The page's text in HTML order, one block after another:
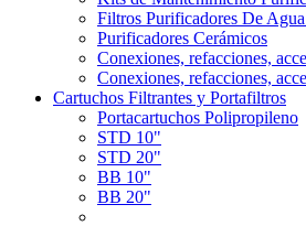
Filtros Purificadores De
Purificadores Cerámicos
Conexiones, refacciones,
Conexiones, refacciones,
Cartuchos Filtrantes y Portafiltros
Portacartuchos Polipropileno
STD 10"
STD 20"
BB 10"
BB 20"